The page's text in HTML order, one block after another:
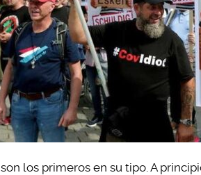
los primeros en su tipo. A